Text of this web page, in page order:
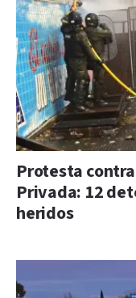
Protesta
Privada: 12
heridos